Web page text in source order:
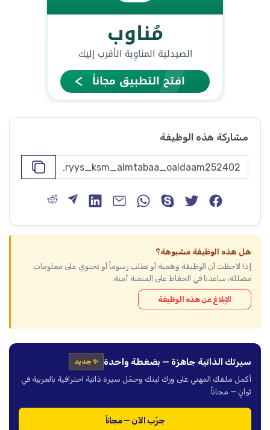
مشاركة هذه الوظيفة
هل هذه الوظيفة مشبوهة؟
إذا لاحظت أن الوظيفة وهمية أو تطلب رسوماً أو تحتوي على معلومات
مضللة، ساعدنا في الحفاظ على المنصة آمنة.
الإبلاغ عن هذه الوظيفة
سيرتك الذاتية جاهزة — بضغطة واحدة ✨ جديد
أكمل ملفك المهني على ورك لينك وحمّل سيرة ذاتية احترافية بالعربية في
ثوانٍ — مجاناً.
جرّب الآن — مجاناً